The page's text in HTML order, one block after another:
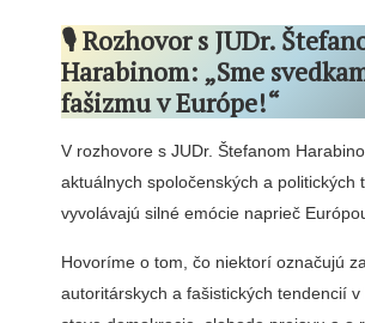
🎙️ Rozhovor s JUDr.
Harabinom: „Sme
fašizmu v Európe!“
V rozhovore s JUDr. Štefanom
aktuálnych spoločenských a politických
vyvolávajú silné emócie naprieč
Hovoríme o tom, čo niektorí označujú
autoritárskych a fašistických tendencií